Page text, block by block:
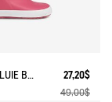
BOTTE DE PLUIE BABY FLAC 27,20$
49,00$